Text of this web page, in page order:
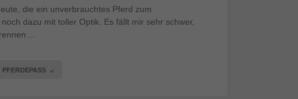
die ein unverbrauchtes Pferd zum
dazu mit toller Optik. Es fällt mir sehr schwer,
...
PFERDEPASS